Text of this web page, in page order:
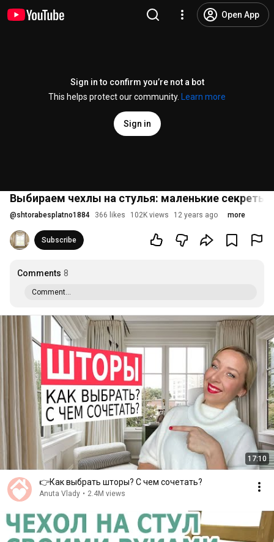
Open App
Sign in to confirm you’re not a bot
This helps protect our community.
Learn more
Sign in
Выбираем чехлы на стулья: маленькие секреты
@shtorabesplatno1884 366 likes 102K views 12 years ago more
Subscribe
Comments 8
Comment...
17:10
👉Как выбрать шторы? С чем сочетать?
Anuta Vlady • 2.4M views